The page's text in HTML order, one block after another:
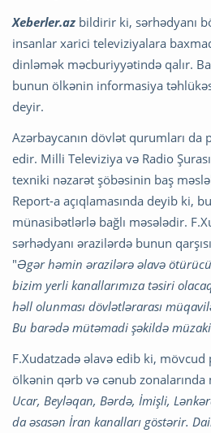
Xeberler.az bildirir ki, sərhədyanı
insanlar xarici televiziyalara
dinləmək məcburiyyətində qalır.
bunun ölkənin informasiya
deyir.
Azərbaycanın dövlət qurumları da
edir. Milli Televiziya və Radio
texniki nəzarət şöbəsinin baş
Report-a açıqlamasında deyib ki,
münasibətlərlə bağlı məsələdir.
sərhədyanı ərazilərdə bunun
"Əgər həmin ərazilərə əlavə
bizim yerli kanallarımıza təsiri
həll olunması dövlətlərarası
Bu barədə mütəmadi şəkildə
F.Xudatzadə əlavə edib ki,
ölkənin qərb və cənub
Ucar, Beyləqan, Bərdə, İmişli,
da əsasən İran kanalları göstərir.